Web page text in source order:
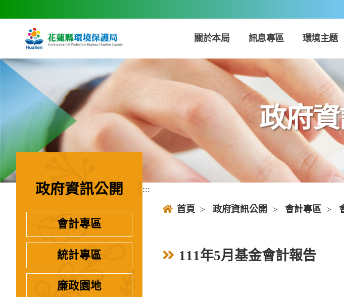
關於本局 訊息專區 環境主題
政府
政府資訊公開
會計專區
統計專區
廉政園地
:::
首頁 > 政府資訊公開 > 會計專區 >
111年5月基金會計報告